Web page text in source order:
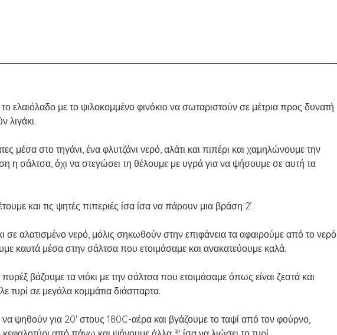
ελαιόλαδο με το ψιλοκομμένο φινόκιο να σωταριστούν σε μέτρια προς δυνατή
λιγάκι.
μέσα στο τηγάνι, ένα φλυτζάνι νερό, αλάτι και πιπέρι και χαμηλώνουμε την
η σάλτσα, όχι να στεγώσει τη θέλουμε με υγρά για να ψήσουμε σε αυτή τα
και τις ψητές πιπεριές ίσα ίσα να πάρουν μια βράση 2’.
σε αλατισμένο νερό, μόλις σηκωθούν στην επιφάνεια τα αφαιρούμε από το νερό
καυτά μέσα στην σάλτσα που ετοιμάσαμε και ανακατεύουμε καλά.
βάζουμε τα νιόκι με την σάλτσα που ετοιμάσαμε όπως είναι ζεστά και
τυρί σε μεγάλα κομμάτια διάσπαρτα.
ψηθούν για 20' στους 180C-αέρα και βγάζουμε το ταψί από τον φούρνο,